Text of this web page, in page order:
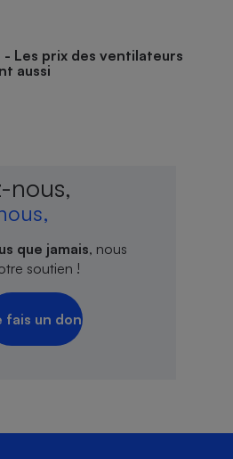
- Les prix des ventilateurs
aussi
nous,
que jamais, nous
soutien !
fais un don